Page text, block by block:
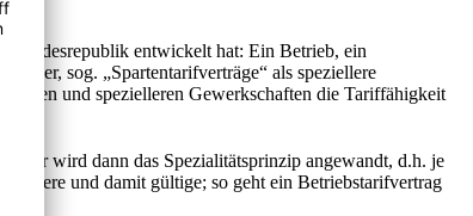
Bundesrepublik entwickelt hat: Ein Betrieb, ein
über, sog. „Spartentarifverträge“ als speziellere
und spezielleren Gewerkschaften die Tariffähigkeit
. Hier wird dann das Spezialitätsprinzip angewandt, d.h. je
und damit gültige; so geht ein Betriebstarifvertrag